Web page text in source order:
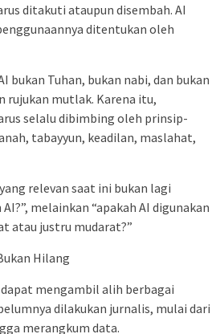
ditakuti ataupun disembah. AI
ditentukan oleh
bukan Tuhan, bukan nabi, dan bukan
rujukan mutlak. Karena itu,
selalu dibimbing oleh prinsip-
tabayyun, keadilan, maslahat,
relevan saat ini bukan lagi
melainkan “apakah AI digunakan
atau justru mudarat?”
Hilang
mengambil alih berbagai
dilakukan jurnalis, mulai dari
merangkum data.